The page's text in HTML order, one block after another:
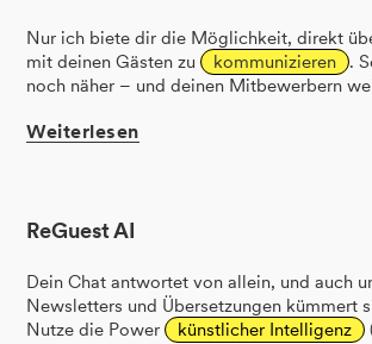
Nur ich biete dir die Möglichkeit, direkt
mit deinen Gästen zu
kommunizieren
.
noch näher – und deinen Mitbewerbern
Weiterlesen
ReGuest AI
Dein Chat antwortet von allein, und auch
Newsletters und Übersetzungen kümmert
Nutze die Power
künstlicher Intelligenz